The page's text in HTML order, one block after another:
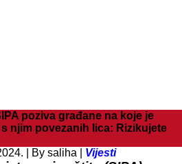
poziva građane na koje je
njim povezanih lica: Rizikujete
| By saliha | Vijesti